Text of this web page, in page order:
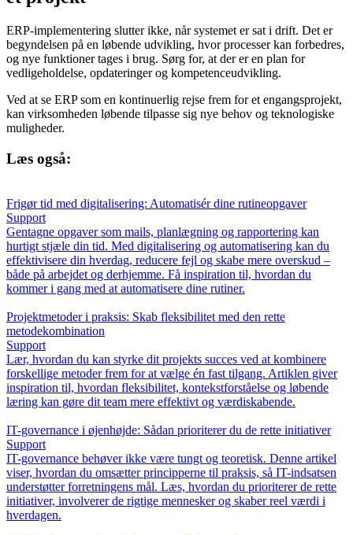
ERP-implementering slutter ikke, når systemet er sat i drift. Det er
begyndelsen på en løbende udvikling, hvor processer kan forbedres,
og nye funktioner tages i brug. Sørg for, at der er en plan for
vedligeholdelse, opdateringer og kompetenceudvikling.
Ved at se ERP som en kontinuerlig rejse frem for et engangsprojekt,
kan virksomheden løbende tilpasse sig nye behov og teknologiske
muligheder.
Læs også:
Frigør tid med digitalisering: Automatisér dine rutineopgaver
Support
Gentagne opgaver som mails, planlægning og rapportering kan
hurtigt stjæle din tid. Med digitalisering og automatisering kan du
effektivisere din hverdag, reducere fejl og skabe mere overskud –
både på arbejdet og derhjemme. Få inspiration til, hvordan du
kommer i gang med at automatisere dine rutiner.
Projektmetoder i praksis: Skab fleksibilitet med den rette
metodekombination
Support
Lær, hvordan du kan styrke dit projekts succes ved at kombinere
forskellige metoder frem for at vælge én fast tilgang. Artiklen giver
inspiration til, hvordan fleksibilitet, kontekstforståelse og løbende
læring kan gøre dit team mere effektivt og værdiskabende.
IT-governance i øjenhøjde: Sådan prioriterer du de rette initiativer
Support
IT-governance behøver ikke være tungt og teoretisk. Denne artikel
viser, hvordan du omsætter principperne til praksis, så IT-indsatsen
understøtter forretningens mål. Læs, hvordan du prioriterer de rette
initiativer, involverer de rigtige mennesker og skaber reel værdi i
hverdagen.